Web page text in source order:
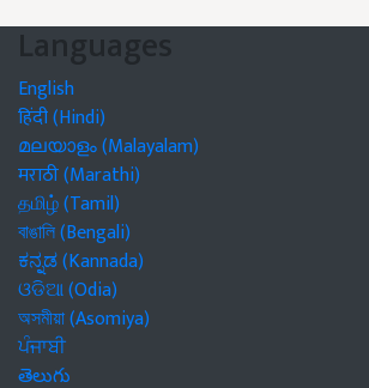
Languages
English
हिंदी (Hindi)
മലയാളം (Malayalam)
मराठी (Marathi)
தமிழ் (Tamil)
বাঙালি (Bengali)
ಕನ್ನಡ (Kannada)
ଓଡିଆ (Odia)
অসমীয়া (Asomiya)
ਪੰਜਾਬੀ
తెలుగు